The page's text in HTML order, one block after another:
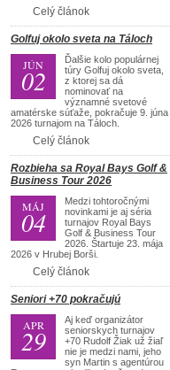
Celý článok
Golfuj okolo sveta na Táloch
JÚN
02
Ďalšie kolo populárnej
túry Golfuj okolo sveta,
z ktorej sa dá
nominovať na
významné svetové
amatérske súťaže, pokračuje 9. júna
2026 turnajom na Táloch.
Celý článok
Rozbieha sa Royal Bays Golf &
Business Tour 2026
MÁJ
04
Medzi tohtoročnými
novinkami je aj séria
turnajov Royal Bays
Golf & Business Tour
2026. Štartuje 23. mája
2026 v Hrubej Borši.
Celý článok
Seniori +70 pokračujú
APR
29
Aj keď organizátor
seniorskych turnajov
+70 Rudolf Žiak už žiaľ
nie je medzi nami, jeho
syn Martin s agentúrou